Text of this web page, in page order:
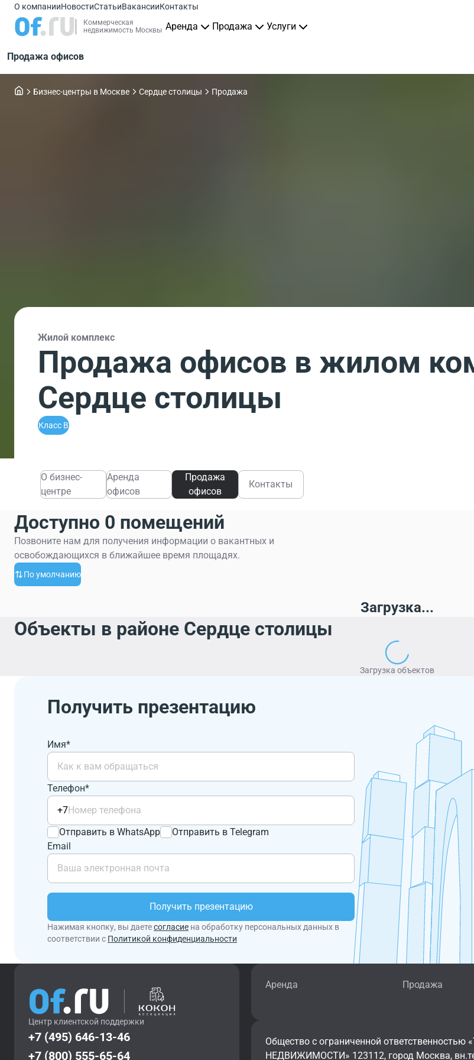
О компанииНовостиСтатьиВакансииКонтакты
Коммерческая
недвижимость Москвы Аренда Продажа Услуги
Продажа офисов
Бизнес-центры в Москве Сердце столицы Продажа
Жилой комплекс
Продажа офисов в жилом
Сердце столицы
Класс B
О бизнес-
центре
Аренда
офисов
Продажа
офисов
Контакты
Доступно 0 помещений
Позвоните нам для получения информации о вакантных и
освобождающихся в ближайшее время площадях.
По умолчанию
Загрузка...
Объекты в районе Сердце столицы
Загрузка объектов
Получить презентацию
Имя*
Телефон*
+7
Отправить в WhatsApp
Отправить в Telegram
Email
Получить презентацию
Нажимая кнопку, вы даетесогласие на обработку персональных данных в
соответствии с Политикой конфиденциальности
Центр клиентской поддержки
+7 (495) 646-13-46
+7 (800) 555-65-64
Аренда Продажа
Общество с ограниченной
НЕДВИЖИМОСТИ» 123112, город Москва,